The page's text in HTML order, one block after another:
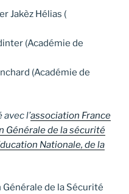
Jakèz Hélias (
(Académie de
(Académie de
l’association France
Générale de la sécurité
Nationale, de la
de la Sécurité